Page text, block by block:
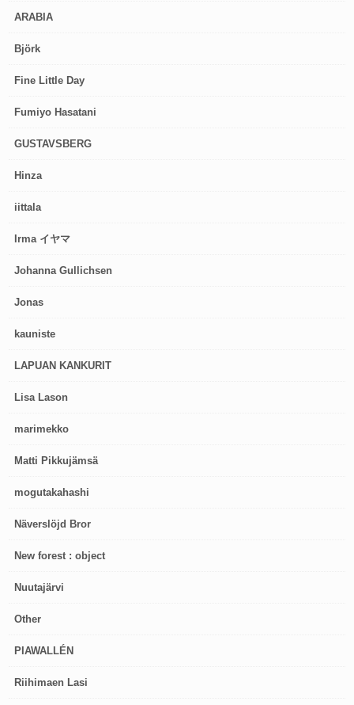
ARABIA
Björk
Fine Little Day
Fumiyo Hasatani
GUSTAVSBERG
Hinza
iittala
Irma イヤマ
Johanna Gullichsen
Jonas
kauniste
LAPUAN KANKURIT
Lisa Lason
marimekko
Matti Pikkujämsä
mogutakahashi
Näverslöjd Bror
New forest : object
Nuutajärvi
Other
PIAWALLÉN
Riihimaen Lasi